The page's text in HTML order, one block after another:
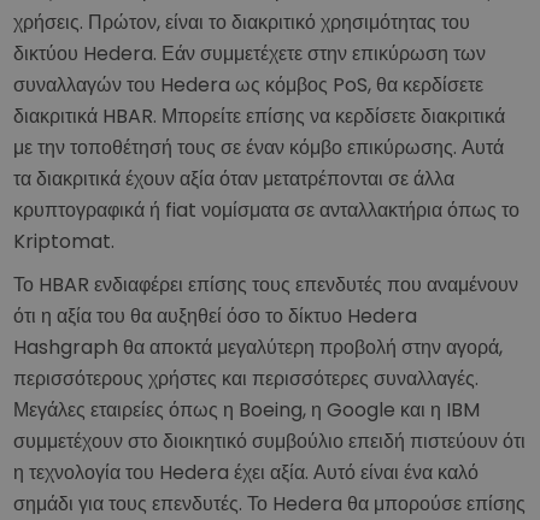
χρήσεις. Πρώτον, είναι το διακριτικό χρησιμότητας του
δικτύου Hedera. Εάν συμμετέχετε στην επικύρωση των
συναλλαγών του Hedera ως κόμβος PoS, θα κερδίσετε
διακριτικά HBAR. Μπορείτε επίσης να κερδίσετε διακριτικά
με την τοποθέτησή τους σε έναν κόμβο επικύρωσης. Αυτά
τα διακριτικά έχουν αξία όταν μετατρέπονται σε άλλα
κρυπτογραφικά ή fiat νομίσματα σε ανταλλακτήρια όπως το
Kriptomat.
Το HBAR ενδιαφέρει επίσης τους επενδυτές που αναμένουν
ότι η αξία του θα αυξηθεί όσο το δίκτυο Hedera
Hashgraph θα αποκτά μεγαλύτερη προβολή στην αγορά,
περισσότερους χρήστες και περισσότερες συναλλαγές.
Μεγάλες εταιρείες όπως η Boeing, η Google και η IBM
συμμετέχουν στο διοικητικό συμβούλιο επειδή πιστεύουν ότι
η τεχνολογία του Hedera έχει αξία. Αυτό είναι ένα καλό
σημάδι για τους επενδυτές. Το Hedera θα μπορούσε επίσης